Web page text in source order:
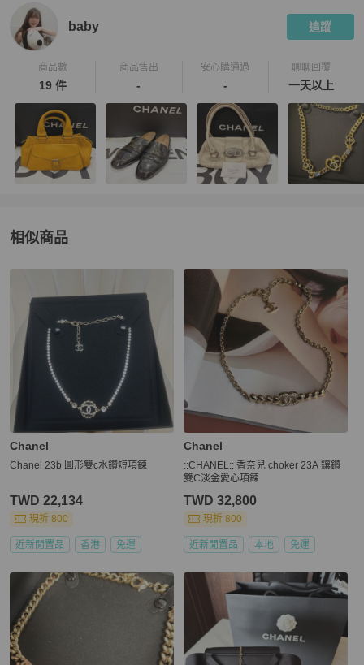
baby 追蹤
商品數
19 件
商品售出
-
安心購通過
-
聊聊回覆
一天以上
相似商品
更多相似Chanel女士配件推薦精品
Chanel
Chanel 23b 圓形雙c水鑽短項鍊
TWD 22,134
現折 800
近新閒置品 香港 免運
Chanel
::CHANEL:: 香奈兒 choker 23A 鑲鑽
雙C淡金愛心項鍊
TWD 32,800
現折 800
近新閒置品 本地 免運